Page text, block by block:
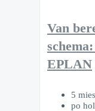
Van
EPLAN
5
po